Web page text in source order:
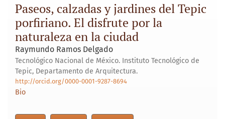
Paseos, calzadas y jardines del Tepic
porfiriano. El disfrute por la
naturaleza en la ciudad
Raymundo Ramos Delgado
Tecnológico Nacional de México. Instituto Tecnológico de
Tepic, Departamento de Arquitectura.
http://orcid.org/0000-0001-9287-8694
Bio